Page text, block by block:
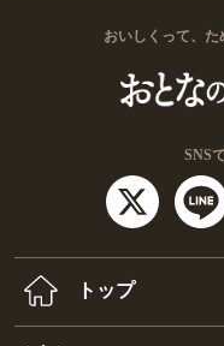
おいしくって、
SNS
トップ